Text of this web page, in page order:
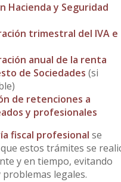
Hacienda y Seguridad
trimestral del IVA e
anual de la renta
de Sociedades (si
de retenciones a
y profesionales
fiscal profesional se
estos trámites se
y en tiempo, evitando
problemas legales.